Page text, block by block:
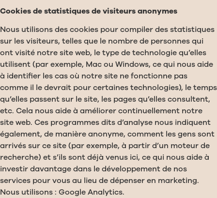
Cookies de statistiques de visiteurs anonymes
Nous utilisons des cookies pour compiler des statistiques
sur les visiteurs, telles que le nombre de personnes qui
ont visité notre site web, le type de technologie qu’elles
utilisent (par exemple, Mac ou Windows, ce qui nous aide
à identifier les cas où notre site ne fonctionne pas
comme il le devrait pour certaines technologies), le temps
qu’elles passent sur le site, les pages qu’elles consultent,
etc. Cela nous aide à améliorer continuellement notre
site web. Ces programmes dits d’analyse nous indiquent
également, de manière anonyme, comment les gens sont
arrivés sur ce site (par exemple, à partir d’un moteur de
recherche) et s’ils sont déjà venus ici, ce qui nous aide à
investir davantage dans le développement de nos
services pour vous au lieu de dépenser en marketing.
Nous utilisons : Google Analytics.